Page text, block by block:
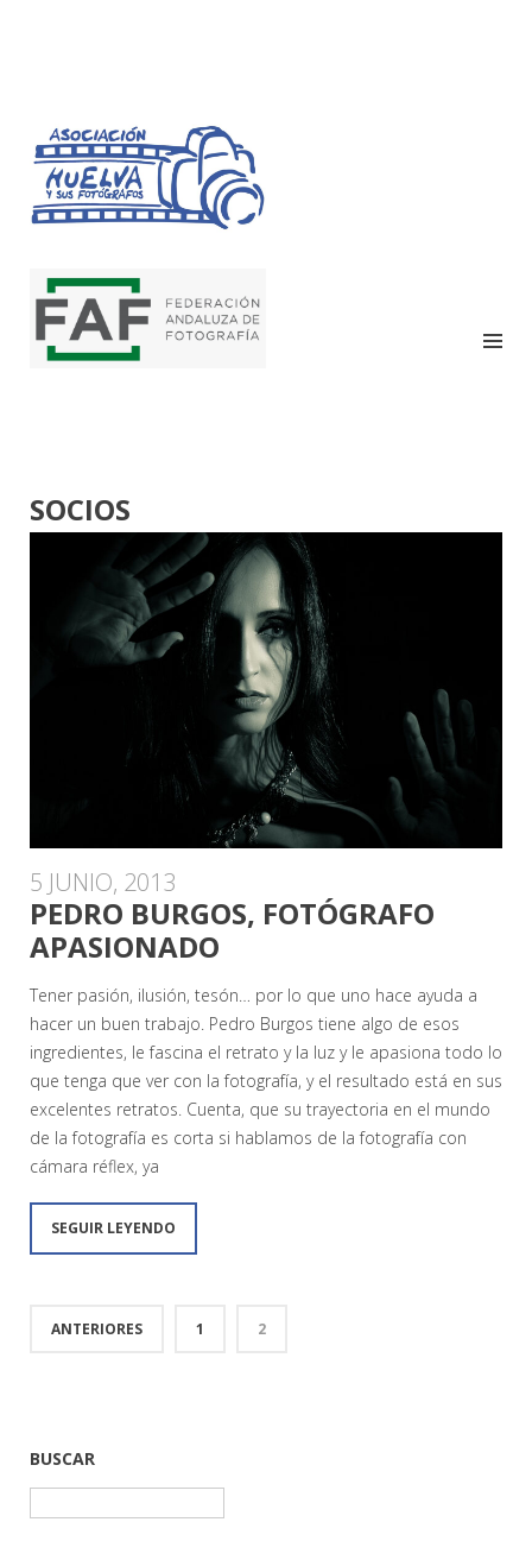
HUELVA Y SUS
FOTÓGRAFOS
SOCIOS
5 JUNIO, 2013
PEDRO BURGOS, FOTÓGRAFO
APASIONADO
Tener pasión, ilusión, tesón… por lo que uno hace ayuda a
hacer un buen trabajo. Pedro Burgos tiene algo de esos
ingredientes, le fascina el retrato y la luz y le apasiona todo lo
que tenga que ver con la fotografía, y el resultado está en sus
excelentes retratos. Cuenta, que su trayectoria en el mundo
de la fotografía es corta si hablamos de la fotografía con
cámara réflex, ya
SEGUIR LEYENDO
ANTERIORES 1 2
BUSCAR